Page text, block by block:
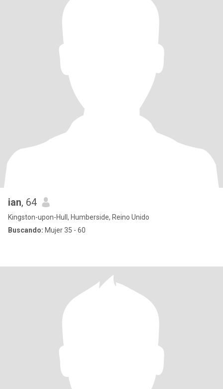
ian, 64
Kingston-upon-Hull, Humberside, Reino Unido
Buscando: Mujer 35 - 60